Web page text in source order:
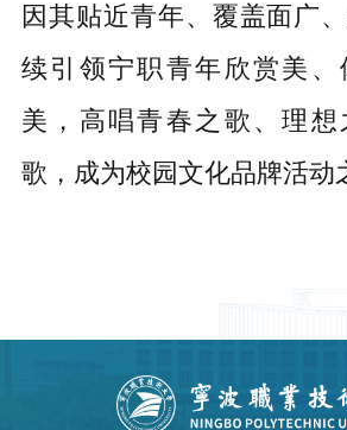
因其贴近青年、覆盖面广
续引领宁职青年欣赏美、
美，高唱青春之歌、理想
歌，成为校园文化品牌活动